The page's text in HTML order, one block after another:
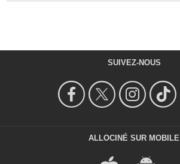
SUIVEZ-NOUS
ALLOCINÉ SUR MOBILE